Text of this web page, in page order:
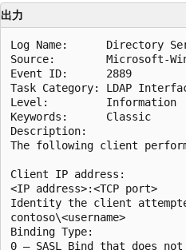
出力
Log Name:      Directory
Source:        Microsoft-
Event ID:      2889
Task Category: LDAP
Level:         Information
Keywords:      Classic
Description:
The following client
Client IP address:
<IP address>:<TCP port>
Identity the client
contoso\<username>
Binding Type:
0 – SASL Bind that does